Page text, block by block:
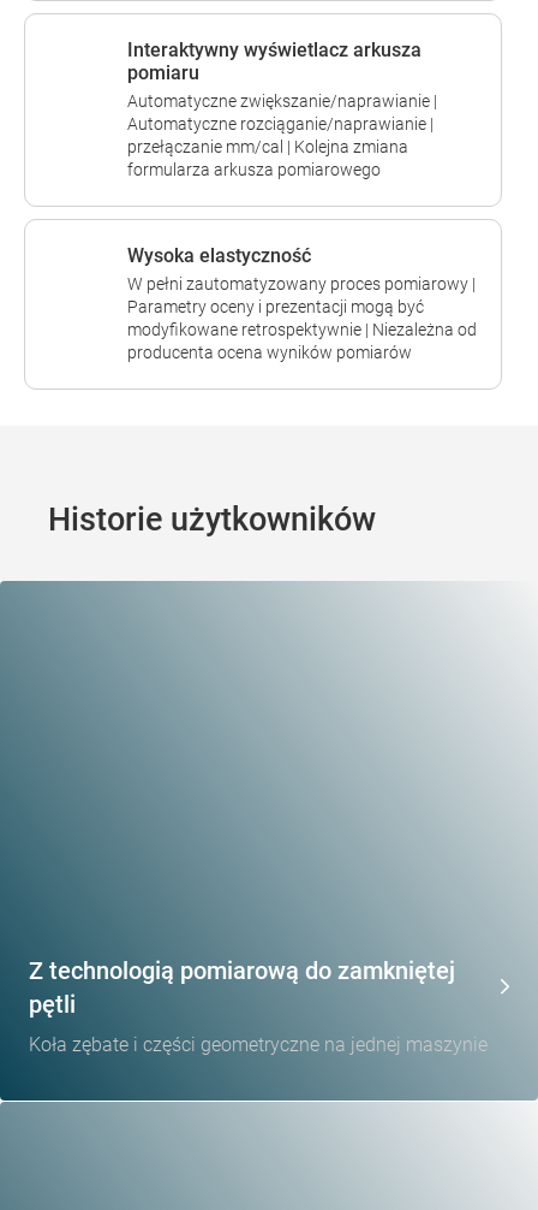
Interaktywny wyświetlacz arkusza
pomiaru
Automatyczne zwiększanie/naprawianie |
Automatyczne rozciąganie/naprawianie |
przełączanie mm/cal | Kolejna zmiana
formularza arkusza pomiarowego
Wysoka elastyczność
W pełni zautomatyzowany proces pomiarowy |
Parametry oceny i prezentacji mogą być
modyfikowane retrospektywnie | Niezależna od
producenta ocena wyników pomiarów
Historie użytkowników
Z technologią pomiarową do zamkniętej
pętli
Koła zębate i części geometryczne na jednej maszynie